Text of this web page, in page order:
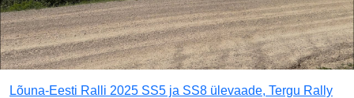
Lõuna-Eesti Ralli 2025 SS5 ja SS8 ülevaade, Tergu Rally